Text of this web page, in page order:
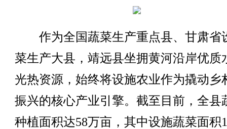
作为全国蔬菜生产重点县、甘肃省
菜生产大县，靖远县坐拥黄河沿岸优质
光热资源，始终将设施农业作为撬动乡
振兴的核心产业引擎。截至目前，全县
种植面积达58万亩，其中设施蔬菜面积